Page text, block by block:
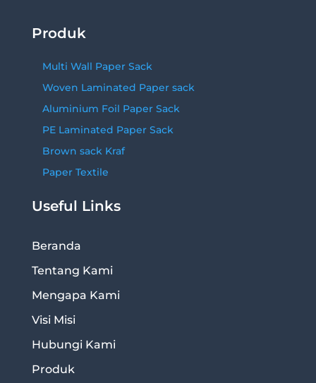
Produk
Multi Wall Paper Sack
Woven Laminated Paper sack
Aluminium Foil Paper Sack
PE Laminated Paper Sack
Brown sack Kraf
Paper Textile
Useful Links
Beranda
Tentang Kami
Mengapa Kami
Visi Misi
Hubungi Kami
Produk